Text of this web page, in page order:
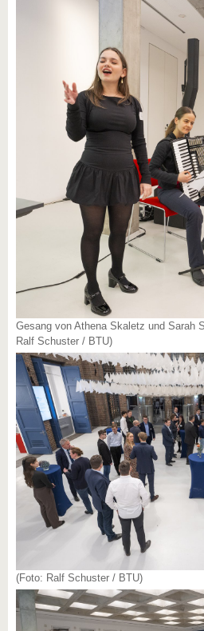
Gesang von Athena Skaletz und Sarah
Ralf Schuster / BTU)
(Foto: Ralf Schuster / BTU)